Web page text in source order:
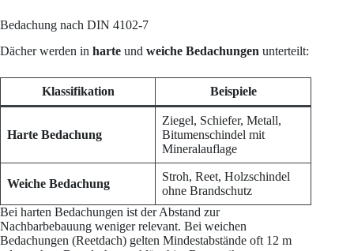
Bedachung nach DIN 4102-7
Dächer werden in harte und weiche Bedachungen unterteilt:
Klassifikation Beispiele
Harte Bedachung
Ziegel, Schiefer, Metall,
Bitumenschindel mit
Mineralauflage
Weiche Bedachung
Stroh, Reet, Holzschindel
ohne Brandschutz
Bei harten Bedachungen ist der Abstand zur
Nachbarbebauung weniger relevant. Bei weichen
Bedachungen (Reetdach) gelten Mindestabstände oft 12 m